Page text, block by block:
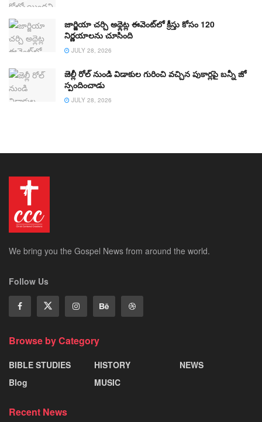
జార్జియా చర్చి అథ్లెట్ల ఈవెంట్‌లో క్రీస్తు కోసం 120
నిర్ణయాలను చూసింది
JULY 28, 2026
జెల్లీ రోల్ నుండి విడాకుల గురించి వచ్చిన పుకార్లపై బన్నీ జో
స్పందించాడు
JULY 28, 2026
We bring you the Gospel News from around the world.
Follow Us
Browse by Category
BIBLE STUDIES
Blog
HISTORY
MUSIC
NEWS
Recent News